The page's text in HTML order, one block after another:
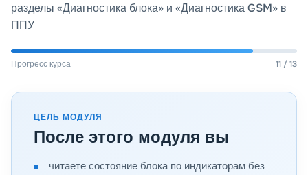
разделы «Диагностика блока» и «Диагностика GSM» в
ППУ
Прогресс курса 11 / 13
ЦЕЛЬ МОДУЛЯ
После этого модуля вы
читаете состояние блока по индикаторам без